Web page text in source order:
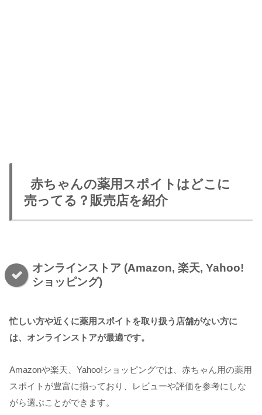
赤ちゃんの薬用スポイトはどこに
売ってる？販売店を紹介
オンラインストア (Amazon, 楽天, Yahoo!
ショッピング)
忙しい方や近くに薬用スポイトを取り扱う店舗がない方に
は、オンラインストアが最適です。
Amazonや楽天、Yahoo!ショッピングでは、赤ちゃん用の薬用
スポイトが豊富に揃っており、レビューや評価を参考にしな
がら選ぶことができます。